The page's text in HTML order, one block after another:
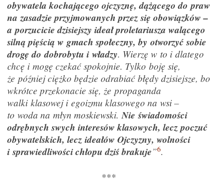
obywatela kochającego ojczyznę, dążącego do praw
na zasadzie przyjmowanych przez się obowiązków –
a porzucicie dzisiejszy ideał proletariusza walącego
silną pięścią w gmach społeczny, by otworzyć sobie
drogę do dobrobytu i władzy. Wierzę w to i dlatego
chcę i mogę czekać spokojnie. Tylko boję się,
że później ciężko będzie odrabiać błędy dzisiejsze, bo
wkrótce przekonacie się, że propaganda
walki klasowej i egoizmu klasowego na wsi –
to woda na młyn moskiewski. Nie świadomości
odrębnych swych interesów klasowych, lecz poczuć
obywatelskich, lecz ideałów Ojczyzny, wolności
i sprawiedliwości chłopu dziś brakuje”6.
***